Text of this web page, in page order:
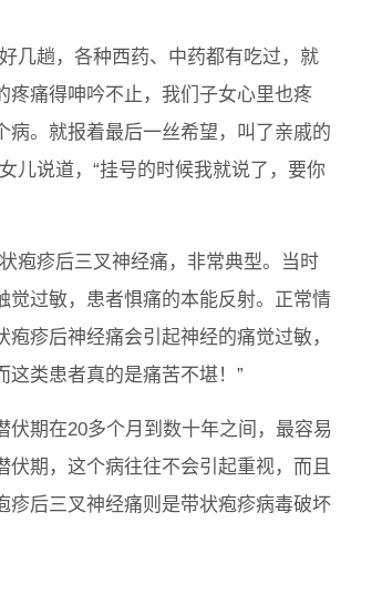
几趟，各种西药、中药都有吃过，就
疼痛得呻吟不止，我们子女心里也疼
。就报着最后一丝希望，叫了亲戚的
儿说道，“挂号的时候我就说了，要你
疱疹后三叉神经痛，非常典型。当时
过敏，患者惧痛的本能反射。正常情
疹后神经痛会引起神经的痛觉过敏，
类患者真的是痛苦不堪！”
期在20多个月到数十年之间，最容易
期，这个病往往不会引起重视，而且
后三叉神经痛则是带状疱疹病毒破坏